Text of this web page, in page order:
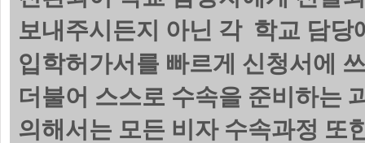
보내주시든지 아닌 각 학교 담당
입학허가서를 빠르게 신청서에
더불어 스스로 수속을 준비하는
의해서는 모든 비자 수속과정 또